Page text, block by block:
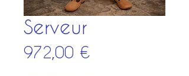
Serveur
972,00 €